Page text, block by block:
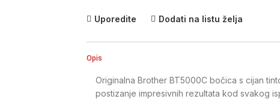
Uporedite Dodati na listu želja
Opis
Originalna Brother BT5000C bočica s cijan
postizanje impresivnih rezultata kod svakog